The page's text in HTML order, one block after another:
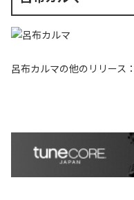
呂布カルマの他のリリース：